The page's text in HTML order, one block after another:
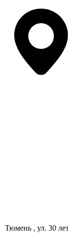
Тюмень , ул. 30